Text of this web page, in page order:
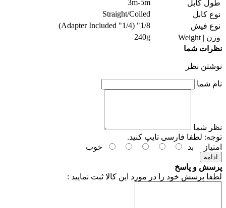
طول کابل
3m-5m
نوع کابل
Straight/Coiled
نوع فیش
1/8" (1/4" Adapter Included)
وزن | Weight
240g
نظرات شما
نوشتن نظر
نام شما
نظر شما
توجه: لطفا فارسی تایپ کنید.
امتیاز
بد خوب
ادامه
پرسش و پاسخ
لطفا پرسش خود را در مورد این کالا ثبت نمایید :